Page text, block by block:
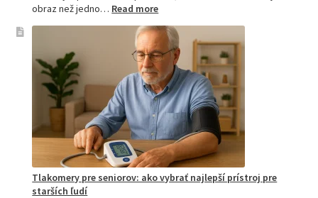
obraz než jedno… Read more:
tlakomer
porovnanie:
M2,
M3,
M6
a
M7
Tlakomery pre seniorov: ako vybrať najlepší prístroj pre
starších ľudí